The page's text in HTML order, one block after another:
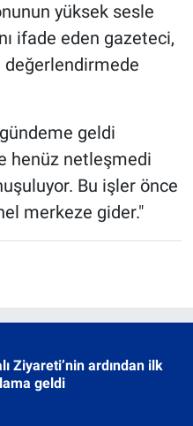
yüksek sesle
ifade eden gazeteci,
geldi
henüz netleşmedi
Bu işler önce
merkeze gider."
Ziyareti’nin ardından ilk
geldi